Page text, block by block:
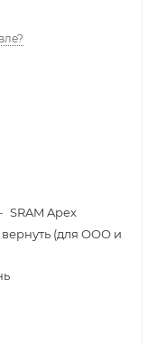
SRAM Apex
(для ООО и